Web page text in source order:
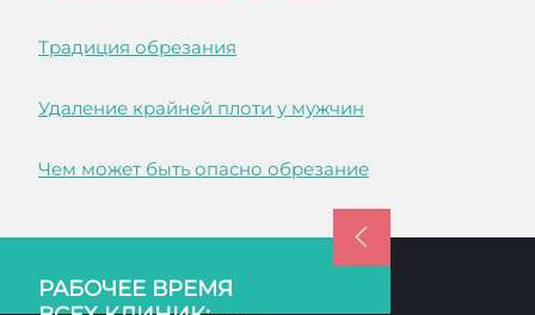
Традиция обрезания
Удаление крайней плоти у мужчин
Чем может быть опасно обрезание
РАБОЧЕЕ ВРЕМЯ